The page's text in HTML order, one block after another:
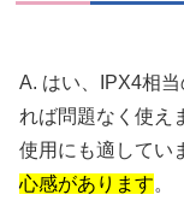
A. はい、IPX4相
れば問題なく使え
使用にも適してい
心感があります。